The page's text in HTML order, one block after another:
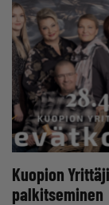
Kuopion
palkitseminen